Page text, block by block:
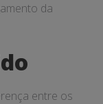
da
entre os